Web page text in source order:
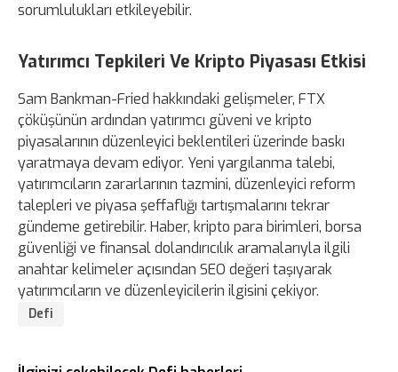
sorumlulukları etkileyebilir.
Yatırımcı Tepkileri Ve Kripto Piyasası Etkisi
Sam Bankman-Fried hakkındaki gelişmeler, FTX
çöküşünün ardından yatırımcı güveni ve kripto
piyasalarının düzenleyici beklentileri üzerinde baskı
yaratmaya devam ediyor. Yeni yargılanma talebi,
yatırımcıların zararlarının tazmini, düzenleyici reform
talepleri ve piyasa şeffaflığı tartışmalarını tekrar
gündeme getirebilir. Haber, kripto para birimleri, borsa
güvenliği ve finansal dolandırıcılık aramalarıyla ilgili
anahtar kelimeler açısından SEO değeri taşıyarak
yatırımcıların ve düzenleyicilerin ilgisini çekiyor.
Defi